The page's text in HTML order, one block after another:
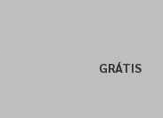
GRÁTIS